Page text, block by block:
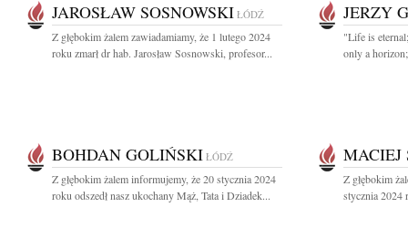
JAROSŁAW SOSNOWSKI ŁÓDŹ
Z głębokim żalem zawiadamiamy, że 1 lutego 2024
roku zmarł dr hab. Jarosław Sosnowski, profesor...
JERZY
"Life is
only a
BOHDAN GOLIŃSKI ŁÓDŹ
Z głębokim żalem informujemy, że 20 stycznia 2024
roku odszedł nasz ukochany Mąż, Tata i Dziadek...
MACIEJ
Z głębokim
stycznia 2024